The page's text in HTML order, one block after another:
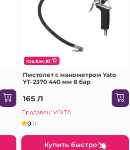
КэшБэк: 83
Пистолет с манометром Yato
YT-2370 440 мм 8 бар
165 Л
Продавец: VOLTA
0(0)
Купить быстро